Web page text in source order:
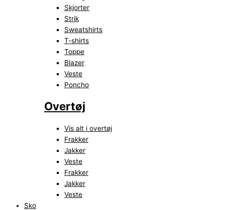
Skjorter
Strik
Sweatshirts
T-shirts
Toppe
Blazer
Veste
Poncho
Overtøj
Vis alt i overtøj
Frakker
Jakker
Veste
Frakker
Jakker
Veste
Sko